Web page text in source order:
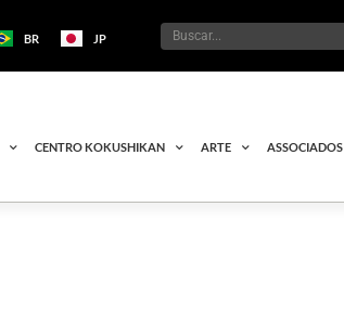
BR JP
CENTRO KOKUSHIKAN ARTE ASSOCIADOS